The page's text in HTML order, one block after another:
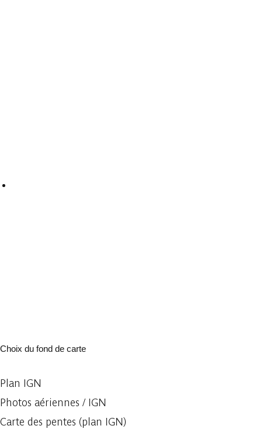
Choix du fond de carte
Plan IGN
Photos aériennes / IGN
Carte des pentes (plan IGN)